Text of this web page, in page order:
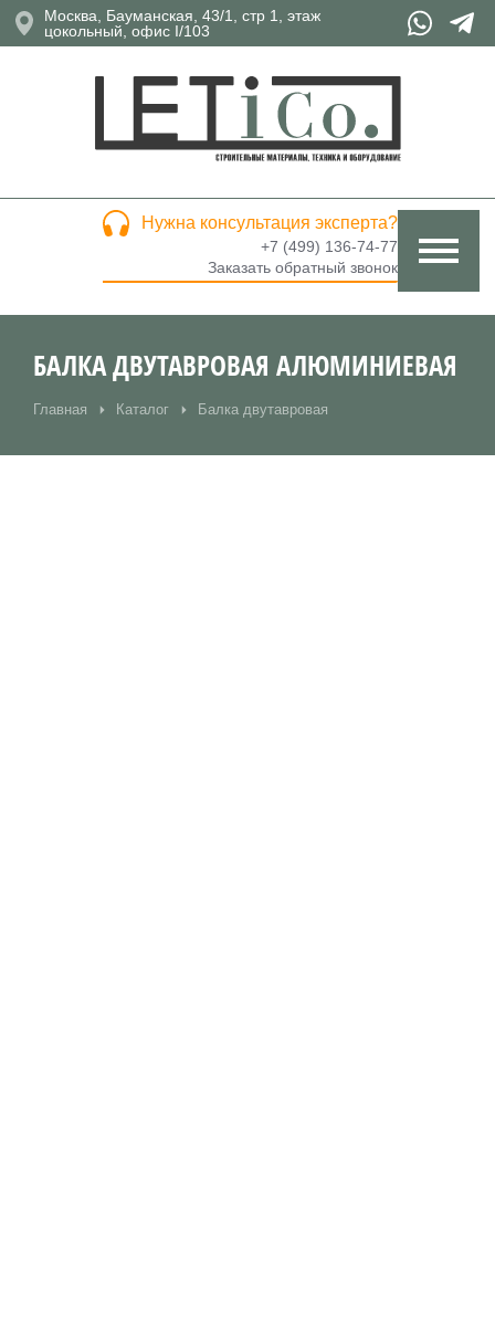
Москва, Бауманская, 43/1, стр 1, этаж
цокольный, офис I/103
Нужна консультация эксперта?
+7 (499) 136-74-77
Заказать обратный звонок
БАЛКА ДВУТАВРОВАЯ АЛЮМИНИЕВАЯ
Вы здесь:
Главная Каталог Балка двутавровая